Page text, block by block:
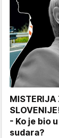
MISTERIJA
- Ko je bio
sudara?